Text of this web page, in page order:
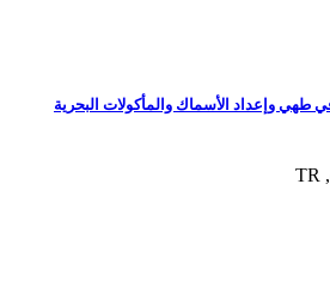
وإعداد الأسماك والمأكولات البحرية